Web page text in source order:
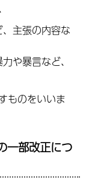
主張の内容な
や暴言など、
ものをいいま
一部改正につ